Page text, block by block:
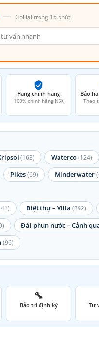
— Gọi lại trong 15 phút
Hàng chính hãng
100% chính hãng NSX
Bảo
Theo
(163) Waterco(124)
Pikes(69) Minderwater
Biệt thự – Villa (392)
Đài phun nước – Cảnh
(96)
🔧
Bảo trì định kỳ Tư